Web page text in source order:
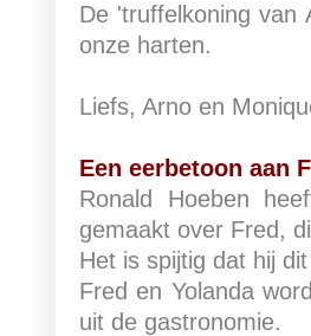
De 'truffelkoning van
onze harten.
Liefs, Arno en
Een eerbetoon aan
Ronald Hoeben
gemaakt over Fred,
Het is spijtig dat hij
Fred en Yolanda
uit de gastronomie.